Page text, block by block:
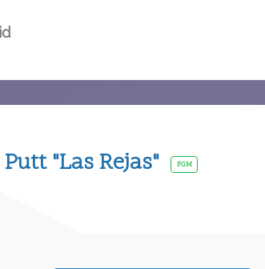
"Las Rejas" FGM